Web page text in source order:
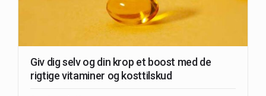
Giv dig selv og din krop et boost med de
rigtige vitaminer og kosttilskud